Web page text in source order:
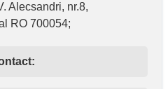
Alecsandri, nr.8,
RO 700054;